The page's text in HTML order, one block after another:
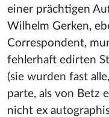
einer prächtigen
Wilhelm Gerken,
Correspondent,
fehlerhaft edirten
(sie wurden fast
parte, als von Betz
nicht ex